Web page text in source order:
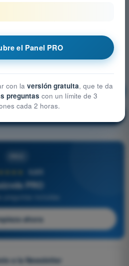
¡Entrenamiento!
4,6/5
PRO
ahora
a la Newsletter
el Panel PRO
con la versión gratuita, que te da
preguntas con un límite de 3
cada 2 horas.